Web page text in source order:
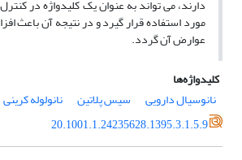
دارند، می تواند به عنوان یک کلیدواژه در
مورد استفاده قرار گیرد و در نتیجه آن باعث
عوارض آن گردد.
کلیدواژه‌ها
نانوسیال دارویی
سیس پلاتین نانولوله کرینی
20.1001.1.24235628.1395.3.1.5.9